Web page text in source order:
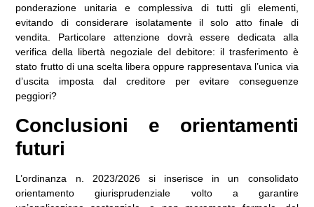
ponderazione unitaria e complessiva di tutti gli elementi,
evitando di considerare isolatamente il solo atto finale di
vendita. Particolare attenzione dovrà essere dedicata alla
verifica della libertà negoziale del debitore: il trasferimento è
stato frutto di una scelta libera oppure rappresentava l’unica via
d’uscita imposta dal creditore per evitare conseguenze
peggiori?
Conclusioni e orientamenti
futuri
L’ordinanza n. 2023/2026 si inserisce in un consolidato
orientamento giurisprudenziale volto a garantire